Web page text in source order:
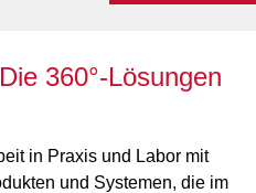
360°-Lösungen
in Praxis und Labor mit
und Systemen, die im